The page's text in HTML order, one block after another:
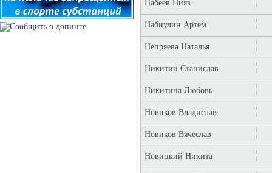
Набеев Нияз
Набиулин Артем
Непряева Наталья
Никитин Станислав
Никитина Любовь
Новиков Владислав
Новиков Вячеслав
Новицкий Никита